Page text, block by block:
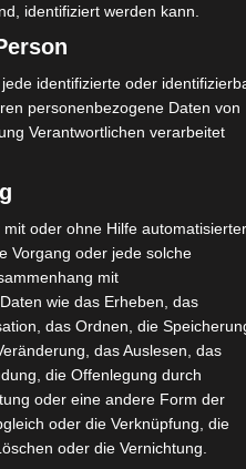
identifiziert werden kann.
identifizierte oder
personenbezogene Daten von
Verantwortlichen verarbeitet
oder ohne Hilfe automatisierter
Vorgang oder jede solche
mit
wie das Erheben, das
das Ordnen, die
das Auslesen, das
die Offenlegung durch
oder eine andere Form der
oder die Verknüpfung, die
oder die Vernichtung.